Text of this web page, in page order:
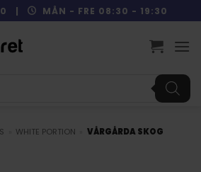
| MÅN - FRE 08:30 - 19:30
WHITE PORTION VÅRGÅRDA SKOG